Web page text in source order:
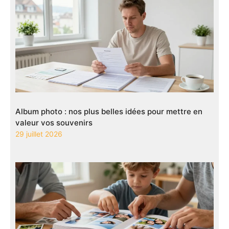
Album photo : nos plus belles idées pour mettre en
valeur vos souvenirs
29 juillet 2026